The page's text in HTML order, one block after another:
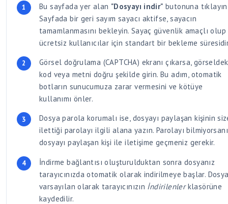
Bu sayfada yer alan "Dosyayı indir" butonuna
Sayfada bir geri sayım sayacı aktifse, sayacın
tamamlanmasını bekleyin. Sayaç güvenlik amaçlı olup
ücretsiz kullanıcılar için standart bir bekleme
Görsel doğrulama (CAPTCHA) ekranı çıkarsa,
kod veya metni doğru şekilde girin. Bu adım, otomatik
botların sunucumuza zarar vermesini ve kötüye
kullanımı önler.
Dosya parola korumalı ise, dosyayı paylaşan kişinin
ilettiği parolayı ilgili alana yazın. Parolayı
dosyayı paylaşan kişi ile iletişime geçmeniz gerekir.
İndirme bağlantısı oluşturulduktan sonra dosyanız
tarayıcınızda otomatik olarak indirilmeye başlar.
varsayılan olarak tarayıcınızın İndirilenlerklasörüne
kaydedilir.